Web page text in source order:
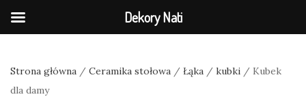
Strona główna / Ceramika stołowa / Łąka / kubki / Kubek
dla damy
Dekory Nati